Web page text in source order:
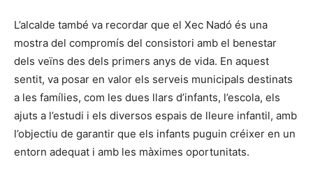
L’alcalde també va recordar que el Xec Nadó és una
mostra del compromís del consistori amb el benestar
dels veïns des dels primers anys de vida. En aquest
sentit, va posar en valor els serveis municipals destinats
a les famílies, com les dues llars d’infants, l’escola, els
ajuts a l’estudi i els diversos espais de lleure infantil, amb
l’objectiu de garantir que els infants puguin créixer en un
entorn adequat i amb les màximes oportunitats.